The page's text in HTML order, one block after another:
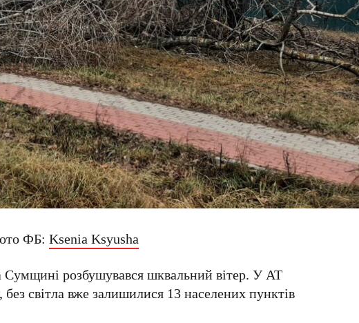
ФБ: Ksenia Ksyusha
розбушувався шквальний вітер. У АТ
світла вже залишилися 13 населених пунктів